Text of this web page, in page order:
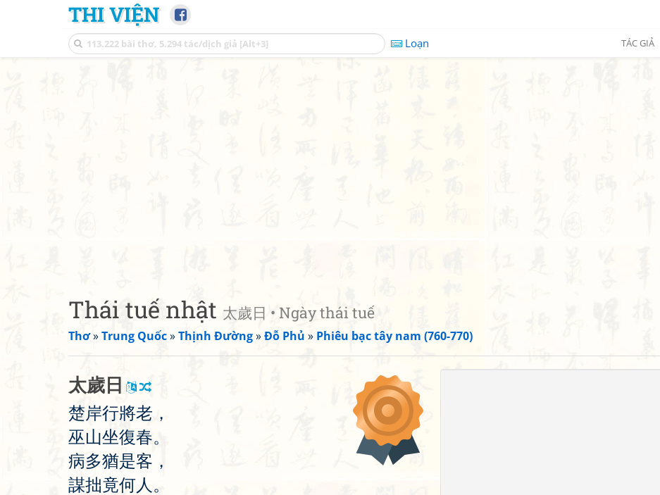
THI VIỆN
Loạn TÁC GIẢ
Thái tuế nhật 太歲日 • Ngày thái tuế
Thơ»Trung Quốc»Thịnh Đường»Đỗ Phủ » Phiêu bạc tây nam (760-770)
太歲 日
楚岸行將老 ，
巫山坐復春。
病多猶是客 ，
謀拙竟何人 。